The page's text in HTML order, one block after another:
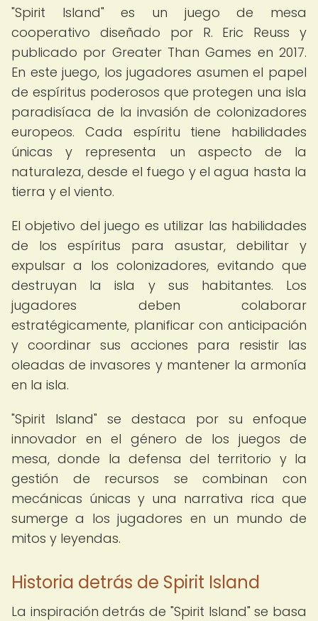
"Spirit Island" es un juego de mesa
cooperativo diseñado por R. Eric Reuss y
publicado por Greater Than Games en 2017.
En este juego, los jugadores asumen el papel
de espíritus poderosos que protegen una isla
paradisíaca de la invasión de colonizadores
europeos. Cada espíritu tiene habilidades
únicas y representa un aspecto de la
naturaleza, desde el fuego y el agua hasta la
tierra y el viento.
El objetivo del juego es utilizar las habilidades
de los espíritus para asustar, debilitar y
expulsar a los colonizadores, evitando que
destruyan la isla y sus habitantes. Los
jugadores deben colaborar
estratégicamente, planificar con anticipación
y coordinar sus acciones para resistir las
oleadas de invasores y mantener la armonía
en la isla.
"Spirit Island" se destaca por su enfoque
innovador en el género de los juegos de
mesa, donde la defensa del territorio y la
gestión de recursos se combinan con
mecánicas únicas y una narrativa rica que
sumerge a los jugadores en un mundo de
mitos y leyendas.
Historia detrás de Spirit Island
La inspiración detrás de "Spirit Island" se basa